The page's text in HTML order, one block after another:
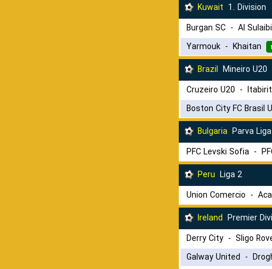
Kuwait 1. Division
Burgan SC - Al
Yarmouk - Khaitan
Brazil Mineiro U20
Cruzeiro U20 -
Boston City FC Brasil
Bulgaria Parva Liga
PFC Levski Sofia -
Peru Liga 2
Union Comercio -
Ireland Premier
Derry City - Sligo
Galway United -